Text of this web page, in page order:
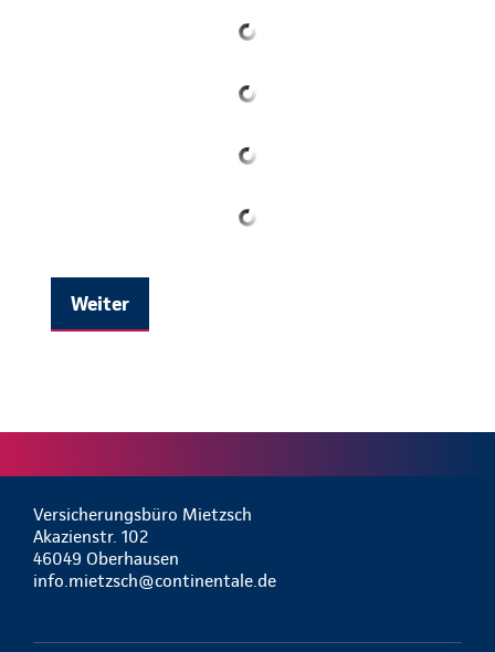
Weiter
Versicherungsbüro Mietzsch
Akazienstr. 102
46049 Oberhausen
info.mietzsch@continentale.de